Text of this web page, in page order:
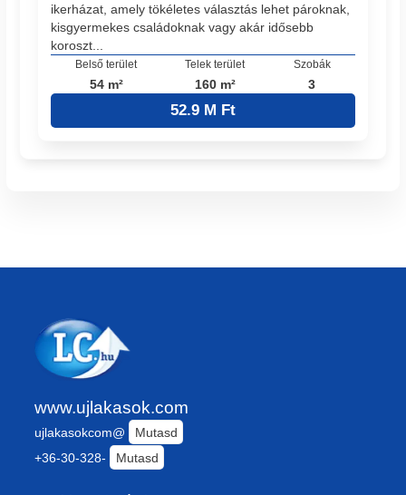
ikerházat, amely tökéletes választás lehet pároknak,
kisgyermekes családoknak vagy akár idősebb
koroszt...
Belső terület
54 m²
Telek terület
160 m²
Szobák
3
52.9 M Ft
www.ujlakasok.com
ujlakasokcom@
Mutasd
+36-30-328-
Mutasd